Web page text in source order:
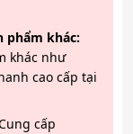
phẩm khác:
khác như
cao cấp tại
cấp